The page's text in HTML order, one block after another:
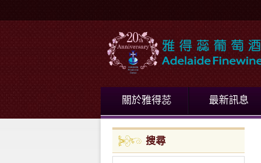
關於雅得蕊 最新訊息
搜尋